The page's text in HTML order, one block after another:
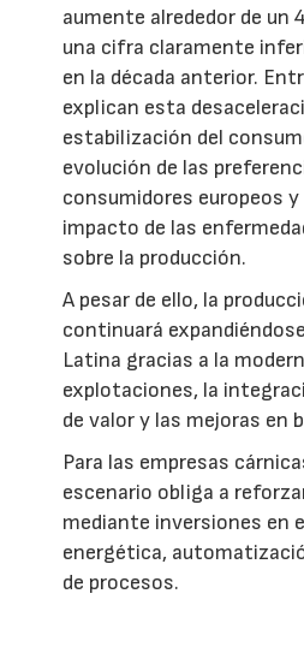
aumente alrededor de un
una cifra claramente
en la década anterior.
explican esta
estabilización del
evolución de las
consumidores europeos
impacto de las
sobre la producción.
A pesar de ello, la
continuará
Latina gracias a la
explotaciones, la
de valor y las mejoras en
Para las empresas
escenario obliga a
mediante inversiones en
energética,
de procesos.